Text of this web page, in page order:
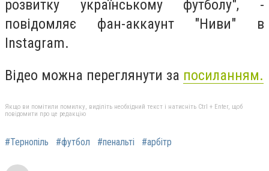
розвитку українському футболу", -
повідомляє фан-аккаунт "Ниви" в
Instagram.
Відео можна переглянути за посиланням.
Якщо ви помітили помилку, виділіть необхідний текст і натисніть Ctrl + Enter, щоб
повідомити про це редакцію
#Тернопіль #футбол #пенальті #арбітр